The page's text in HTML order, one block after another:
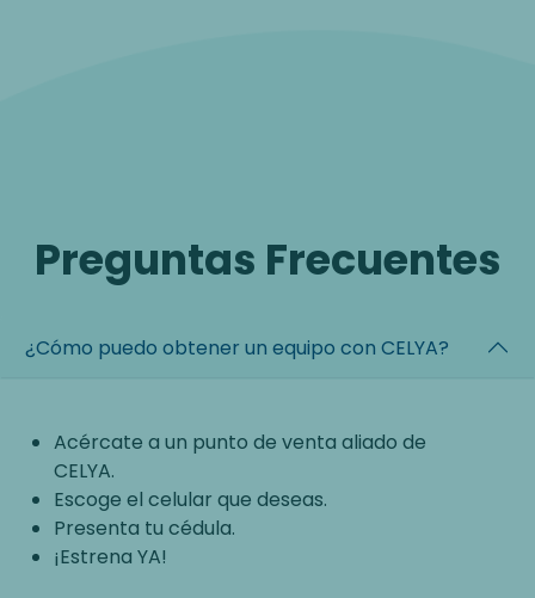
Preguntas Frecuentes
¿Cómo puedo obtener un equipo con CELYA?
Acércate a un punto de venta aliado de
CELYA.
Escoge el celular que deseas.
Presenta tu cédula.
¡Estrena YA!